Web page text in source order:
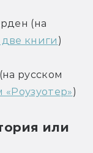
(на
книги )
русском
)
или